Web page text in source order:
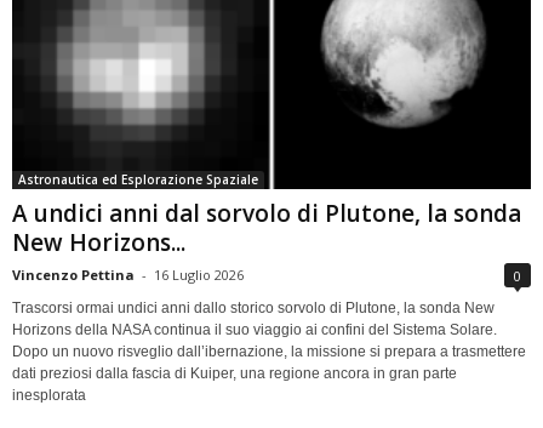
Astronautica ed Esplorazione Spaziale
A undici anni dal sorvolo di Plutone, la sonda
New Horizons...
Vincenzo Pettina - 16 Luglio 2026 0
Trascorsi ormai undici anni dallo storico sorvolo di Plutone, la sonda New
Horizons della NASA continua il suo viaggio ai confini del Sistema Solare.
Dopo un nuovo risveglio dall’ibernazione, la missione si prepara a trasmettere
dati preziosi dalla fascia di Kuiper, una regione ancora in gran parte
inesplorata